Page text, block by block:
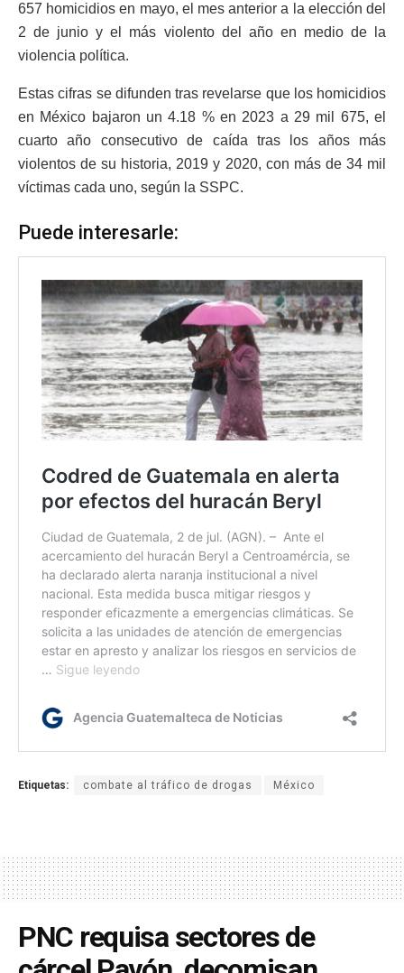
657 homicidios en mayo, el mes anterior a la elección del
2 de junio y el más violento del año en medio de la
violencia política.
Estas cifras se difunden tras revelarse que los homicidios
en México bajaron un 4.18 % en 2023 a 29 mil 675, el
cuarto año consecutivo de caída tras los años más
violentos de su historia, 2019 y 2020, con más de 34 mil
víctimas cada uno, según la SSPC.
Puede interesarle:
Etiquetas: combate al tráfico de drogas México
PNC requisa sectores de